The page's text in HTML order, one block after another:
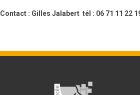
Contact : Gilles Jalabert tél : 06 71 11